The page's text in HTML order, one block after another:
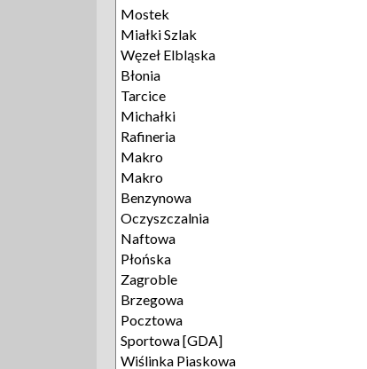
Mostek
Miałki Szlak
Węzeł Elbląska
Błonia
Tarcice
Michałki
Rafineria
Makro
Makro
Benzynowa
Oczyszczalnia
Naftowa
Płońska
Zagroble
Brzegowa
Pocztowa
Sportowa [GDA]
Wiślinka Piaskowa